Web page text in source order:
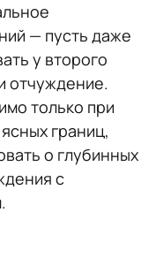
— пусть даже
у второго
отчуждение.
только при
границ,
о глубинных
с